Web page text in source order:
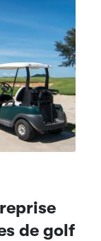
de golf